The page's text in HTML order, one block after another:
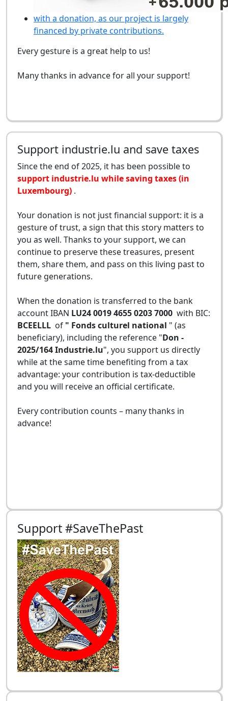
with a donation, as our project is largely
financed by private contributions.
Every gesture is a great help to us!
Many thanks in advance for all your support!
Support industrie.lu and save taxes
Since the end of 2025, it has been possible to
support industrie.lu while saving taxes (in
Luxembourg) .
Your donation is not just financial support: it is a
gesture of trust, a sign that this story matters to
you as well. Thanks to your support, we can
continue to preserve these treasures, present
them, share them, and pass on this living past to
future generations.
When the donation is transferred to the bank
account IBAN LU24 0019 4655 0203 7000 with BIC:
BCEELLL of " Fonds culturel national " (as
beneficiary), including the reference "Don -
2025/164 Industrie.lu", you support us directly
while at the same time benefiting from a tax
advantage: your contribution is tax-deductible
and you will receive an official certificate.
Every contribution counts – many thanks in
advance!
Support #SaveThePast